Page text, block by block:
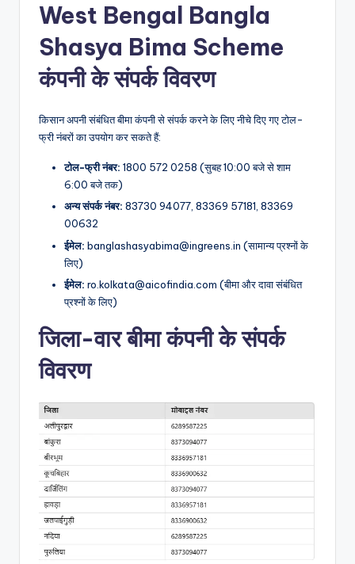
West Bengal Bangla
Shasya Bima Scheme
कंपनी के संपर्क विवरण
किसान अपनी संबंधित बीमा कंपनी से संपर्क करने के लिए नीचे दिए गए टोल-
फ्री नंबरों का उपयोग कर सकते हैं:
टोल-फ्री नंबर: 1800 572 0258 (सुबह 10:00 बजे से शाम
6:00 बजे तक)
अन्य संपर्क नंबर: 83730 94077, 83369 57181, 83369
00632
ईमेल: banglashasyabima@ingreens.in (सामान्य प्रश्नों के
लिए)
ईमेल: ro.kolkata@aicofindia.com (बीमा और दावा संबंधित
प्रश्नों के लिए)
जिला-वार बीमा कंपनी के संपर्क
विवरण